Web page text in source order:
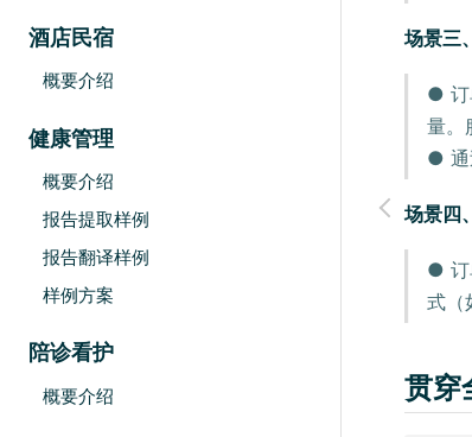
酒店民宿
概要介绍
健康管理
概要介绍
报告提取样例
报告翻译样例
样例方案
陪诊看护
概要介绍
场景三
● 订
量。
● 通
场景四
● 订
式（
贯穿